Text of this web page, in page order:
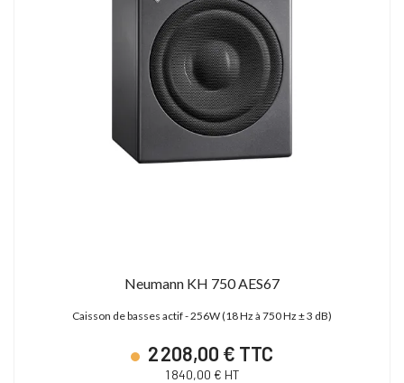
Neumann KH 750 AES67
Caisson de basses actif - 256W (18 Hz à 750 Hz ± 3 dB)
2 208,00 € TTC
1 840,00 € HT